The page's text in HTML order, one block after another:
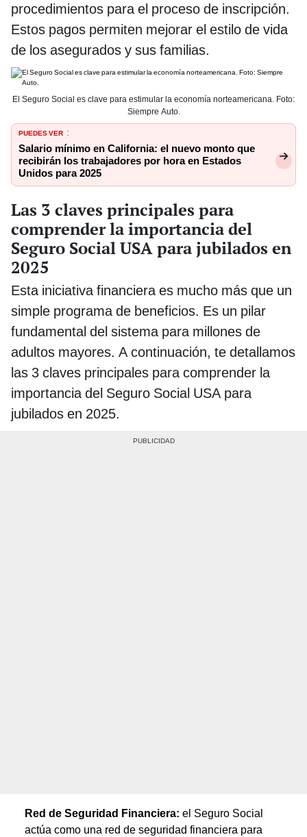
procedimientos para el proceso de inscripción.
Estos pagos permiten mejorar el estilo de vida
de los asegurados y sus familias.
El Seguro Social es clave para estimular la economía norteamericana. Foto:
Siempre Auto.
PUEDES VER :
Salario mínimo en California: el nuevo monto que
recibirán los trabajadores por hora en Estados
Unidos para 2025
Las 3 claves principales para
comprender la importancia del
Seguro Social USA para jubilados en
2025
Esta iniciativa financiera es mucho más que un
simple programa de beneficios. Es un pilar
fundamental del sistema para millones de
adultos mayores. A continuación, te detallamos
las 3 claves principales para comprender la
importancia del Seguro Social USA para
jubilados en 2025.
Red de Seguridad Financiera: el Seguro Social
actúa como una red de seguridad financiera para